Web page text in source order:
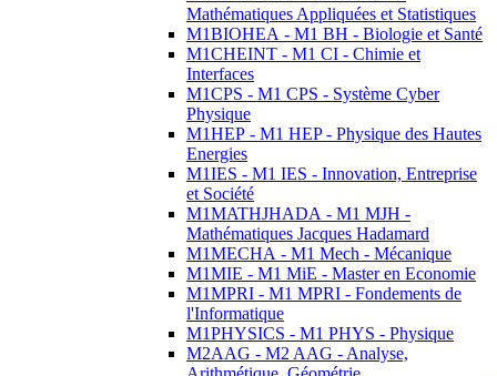
Mathématiques Appliquées et Statistiques
M1BIOHEA - M1 BH - Biologie et Santé
M1CHEINT - M1 CI - Chimie et
Interfaces
M1CPS - M1 CPS - Système Cyber
Physique
M1HEP - M1 HEP - Physique des Hautes
Energies
M1IES - M1 IES - Innovation, Entreprise
et Société
M1MATHJHADA - M1 MJH -
Mathématiques Jacques Hadamard
M1MECHA - M1 Mech - Mécanique
M1MIE - M1 MiE - Master en Economie
M1MPRI - M1 MPRI - Fondements de
l'Informatique
M1PHYSICS - M1 PHYS - Physique
M2AAG - M2 AAG - Analyse,